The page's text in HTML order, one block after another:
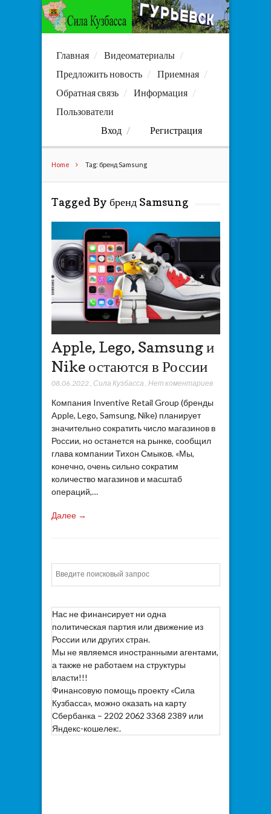
Главная
Видеоматериалы
Предложить новость
Приемная
Обратная связь
Информация
Пользователи
Вход
Регистрация
Home Tag: бренд Samsung
Tagged By бренд Samsung
Apple, Lego, Samsung и
Nike остаются в России
08.06.2022, Сила Кузбасса Нет коментариев
Компания Inventive Retail Group (бренды
Apple, Lego, Samsung, Nike) планирует
значительно сократить число магазинов в
России, но останется на рынке, сообщил
глава компании Тихон Смыков. «Мы,
конечно, очень сильно сократим
количество магазинов и масштаб
операций,…
Далее →
Нас не финансирует ни одна
политическая партия или движение из
России или других стран.
Мы не являемся иностранными агентами,
а также не работаем на структуры
власти!!!
Финансовую помощь проекту «Сила
Кузбасса», можно оказать на карту
Сбербанка – 2202 2062 3368 2389 или
Яндекс-кошелек:.